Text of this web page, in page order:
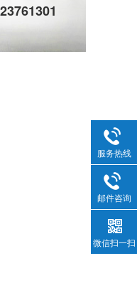
服务热线
邮件咨询
微信扫一扫